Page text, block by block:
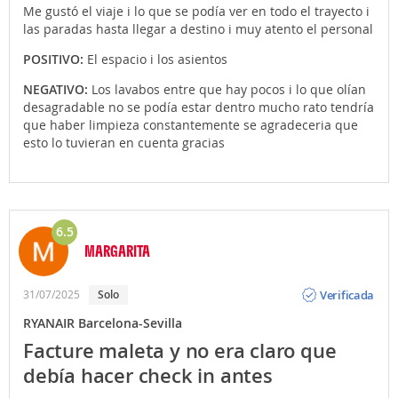
quieres, seguramente te hará dar mucho rodeo y
pasarás por infinidad de paradas... y eso sin contar
Puedes llegar o salir del aeropuerto de Barcelona en
taxi
(precio medio unos 20? dependiendo de a qué
parte de la ciudad vayas), en coche de alquilero
propio (en ese caso infórmate sobre los aparcamientos
de las diferentes terminales). Recuerda que Atrápalo
Me gustó el viaje i lo que se podía ver en todo el trayecto i
las paradas hasta llegar a destino i muy atento el personal
POSITIVO: El espacio i los asientos
NEGATIVO: Los lavabos entre que hay pocos i lo que olían
desagradable no se podía estar dentro mucho rato tendría
que haber limpieza constantemente se agradeceria que
esto lo tuvieran en cuenta gracias
6.5
MARGARITA
31/07/2025 solo
Verificada
RYANAIR Barcelona-Sevilla
Facture maleta y no era claro que
debía hacer check in antes